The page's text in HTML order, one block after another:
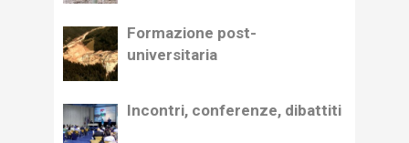
Formazione post-
universitaria
Incontri, conferenze, dibattiti